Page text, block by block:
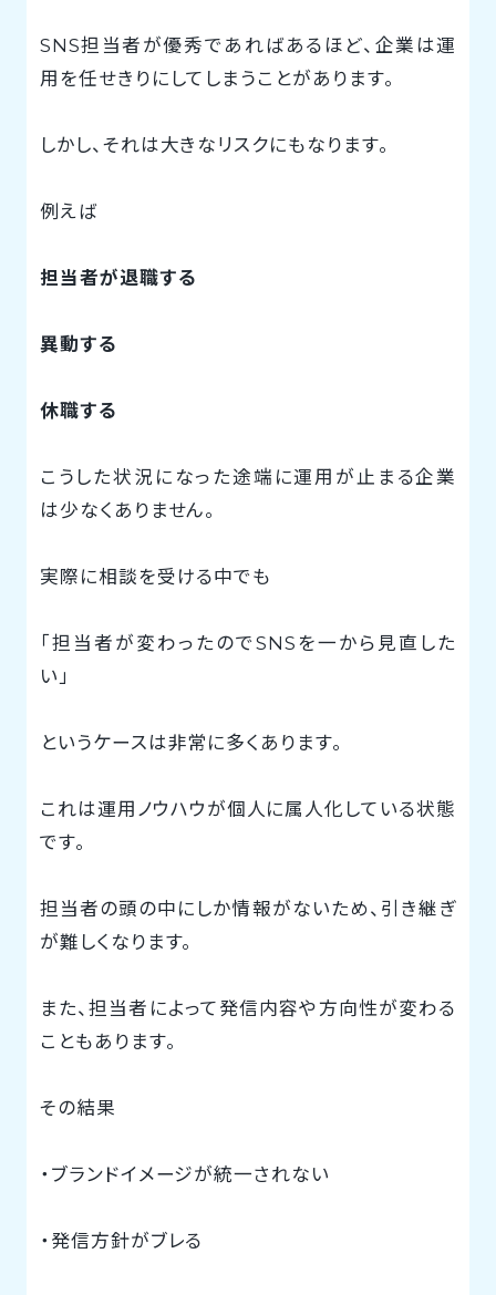
SNS担当者が優秀であればあるほど、企業は運
用を任せきりにしてしまうことがあります。
しかし、それは大きなリスクにもなります。
例えば
担当者が退職する
異動する
休職する
こうした状況になった途端に運用が止まる企業
は少なくありません。
実際に相談を受ける中でも
「担当者が変わったのでSNSを一から見直した
い」
というケースは非常に多くあります。
これは運用ノウハウが個人に属人化している状態
です。
担当者の頭の中にしか情報がないため、引き継ぎ
が難しくなります。
また、担当者によって発信内容や方向性が変わる
こともあります。
その結果
・ブランドイメージが統一されない
・発信方針がブレる